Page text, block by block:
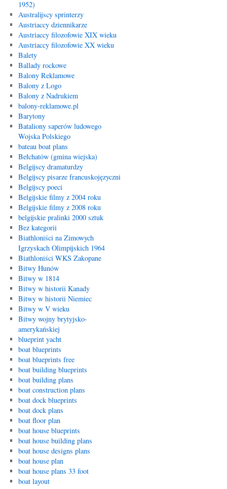
1952)
Australijscy sprinterzy
Austriaccy dziennikarze
Austriaccy filozofowie XIX wieku
Austriaccy filozofowie XX wieku
Balety
Ballady rockowe
Balony Reklamowe
Balony z Logo
Balony z Nadrukiem
balony-reklamowe.pl
Barytony
Bataliony saperów ludowego
Wojska Polskiego
bateau boat plans
Bełchatów (gmina wiejska)
Belgijscy dramaturdzy
Belgijscy pisarze francuskojęzyczni
Belgijscy poeci
Belgijskie filmy z 2004 roku
Belgijskie filmy z 2008 roku
belgijskie pralinki 2000 sztuk
Bez kategorii
Biathloniści na Zimowych
Igrzyskach Olimpijskich 1964
Biathloniści WKS Zakopane
Bitwy Hunów
Bitwy w 1814
Bitwy w historii Kanady
Bitwy w historii Niemiec
Bitwy w V wieku
Bitwy wojny brytyjsko-
amerykańskiej
blueprint yacht
boat blueprints
boat blueprints free
boat building blueprints
boat building plans
boat construction plans
boat dock blueprints
boat dock plans
boat floor plan
boat house blueprints
boat house building plans
boat house designs plans
boat house plan
boat house plans 33 foot
boat layout